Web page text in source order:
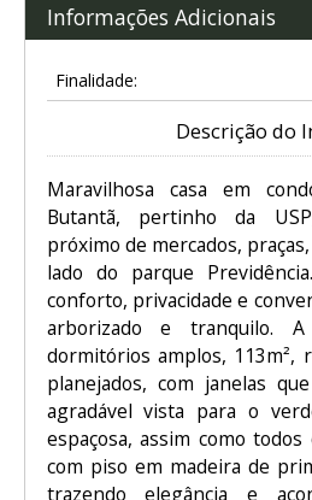
Informações Adicionais
Finalidade:
Descrição do
Maravilhosa casa em
Butantã, pertinho da
próximo de mercados,
lado do parque
conforto, privacidade e
arborizado e tranquilo.
dormitórios amplos, 113m²,
planejados, com janelas
agradável vista para o
espaçosa, assim como
com piso em madeira de
trazendo elegância e